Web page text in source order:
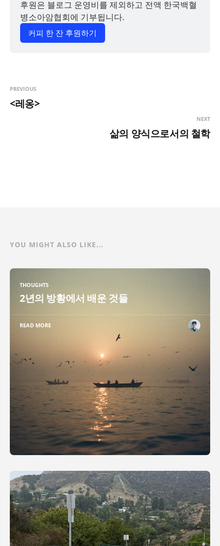
후원은 블로그 운영비를 제외하고 전액 한국백혈
병소아암협회에 기부됩니다.
커피 한 잔 후원하기
PREVIOUS
<레옹>
NEXT
삶의 양식으로서의 철학
YOU MIGHT ALSO LIKE...
THOUGHTS
2년의 방황에서 배운 것들
READ MORE